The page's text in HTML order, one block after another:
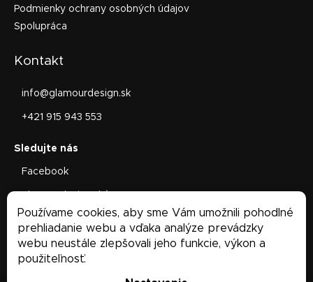
Používame cookies, aby sme Vám umožnili pohodlné
prehliadanie webu a vďaka analýze prevádzky
webu neustále zlepšovali jeho funkcie, výkon a
použiteľnosť.
Podmienky ochrany osobných údajov
Spolupráca
Kontakt
info@glamourdesign.sk
+421 915 943 553
Facebook
Facebook